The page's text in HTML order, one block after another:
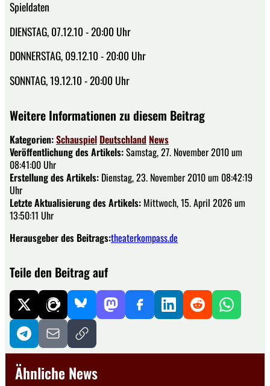
Spieldaten
DIENSTAG, 07.12.10 - 20:00 Uhr
DONNERSTAG, 09.12.10 - 20:00 Uhr
SONNTAG, 19.12.10 - 20:00 Uhr
Weitere Informationen zu diesem Beitrag
Kategorien:Schauspiel Deutschland News
Veröffentlichung des Artikels:Samstag, 27. November 2010 um
08:41:00 Uhr
Erstellung des Artikels: Dienstag, 23. November 2010 um 08:42:19
Uhr
Letzte Aktualisierung des Artikels: Mittwoch, 15. April 2026 um
13:50:11 Uhr
Herausgeber des Beitrags:theaterkompass.de
Teile den Beitrag auf
Ähnliche News